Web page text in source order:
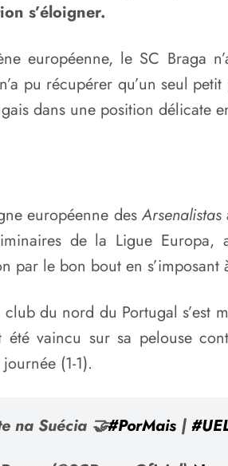
s’éloigner.
européenne, le SC Braga
pu récupérer qu’un seul
dans une position délicate
européenne desArsenalistas
de la Ligue Europa,
par le bon bout en
du nord du Portugal s’est
été vaincu sur sa pelouse
(1-1).
na Suécia 🤝#PorMais |